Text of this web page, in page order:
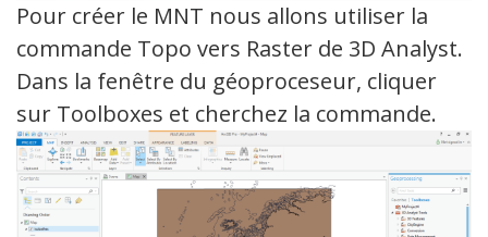
Pour créer le MNT nous allons utiliser la
commande Topo vers Raster de 3D Analyst.
Dans la fenêtre du géoproceseur, cliquer
sur Toolboxes et cherchez la commande.